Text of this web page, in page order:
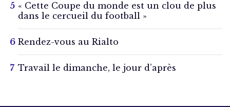
« Cette Coupe du monde est un clou de plus
dans le cercueil du football »
Rendez-vous au Rialto
Travail le dimanche, le jour d’après